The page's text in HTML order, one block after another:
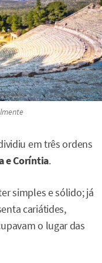
em três ordens
e Coríntia.
simples e sólido; já
cariátides,
o lugar das